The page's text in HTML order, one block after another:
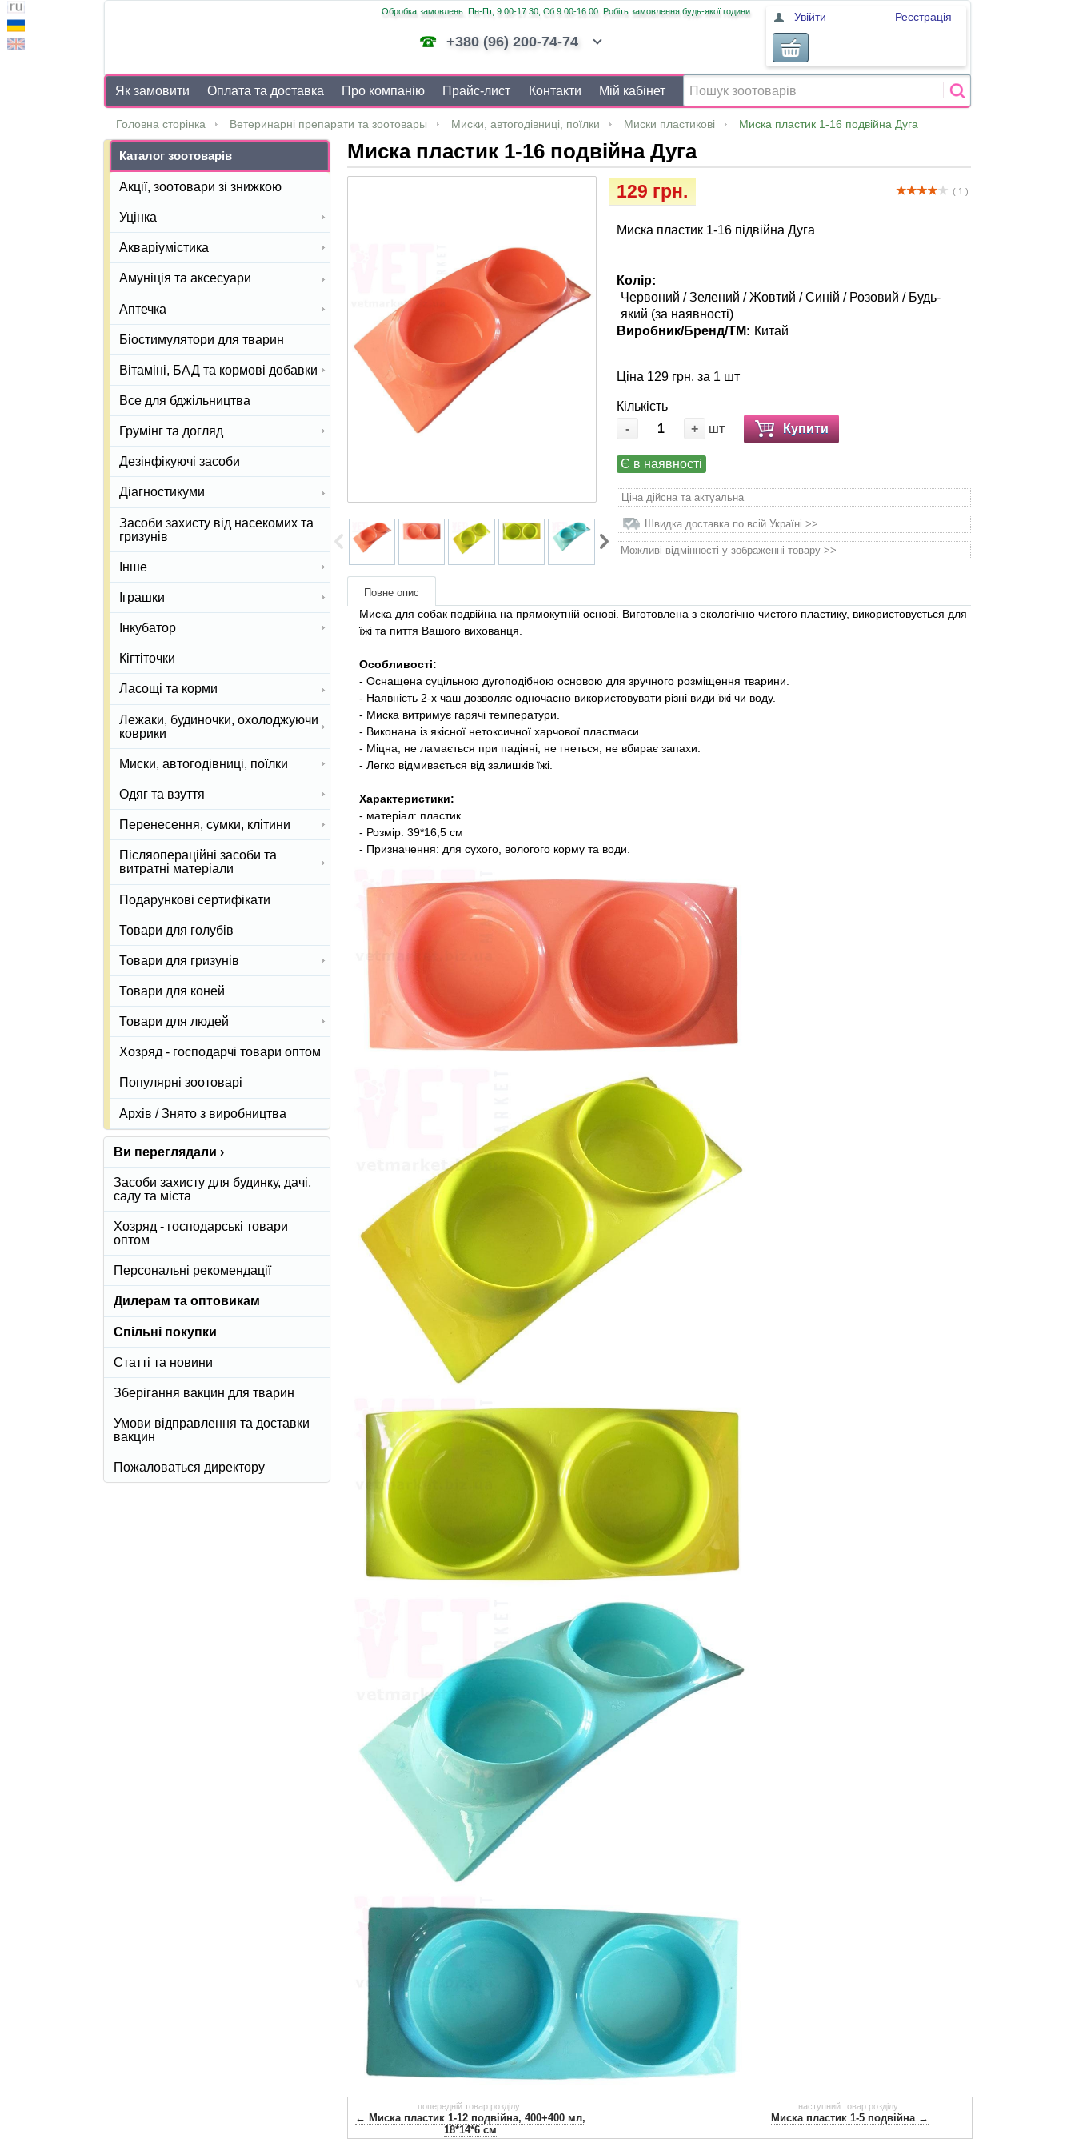
Обробка замовлень: Пн-Пт, 9.00-17.30, Сб 9.00-16.00. Робіть замовлення будь-якої години
+380 (96) 200-74-74
Увійти Реєстрація
Як замовити Оплата та доставка Про компанію Прайс-лист Контакти Мій кабінет
Головна сторінка Ветеринарні препарати та зоотовары Миски, автогодівниці, поїлки Миски пластикові Миска пластик 1-16 подвійна Дуга
Миска пластик 1-16 подвійна Дуга
( 1 )
129 грн.
Миска пластик 1-16 підвійна Дуга
Колір:
Червоний / Зелений / Жовтий / Синій / Розовий / Будь-
який (за наявності)
Виробник/Бренд/ТМ: Китай
Ціна 129 грн. за 1 шт
Кількість
-
+ шт Купити
Є в наявності
Ціна дійсна та актуальна
Швидка доставка по всій Україні >>
Можливі відмінності у зображенні товару >>
Повне опис
Миска для собак подвійна на прямокутній основі. Виготовлена ​​з екологічно чистого пластику, використовується для
їжі та пиття Вашого вихованця.
Особливості:
- Оснащена суцільною дугоподібною основою для зручного розміщення тварини.
- Наявність 2-х чаш дозволяє одночасно використовувати різні види їжі чи воду.
- Миска витримує гарячі температури.
- Виконана із якісної нетоксичної харчової пластмаси.
- Міцна, не ламається при падінні, не гнеться, не вбирає запахи.
- Легко відмивається від залишків їжі.
Характеристики:
- матеріал: пластик.
- Розмір: 39*16,5 см
- Призначення: для сухого, вологого корму та води.
попередній товар розділу:
← Миска пластик 1-12 подвійна, 400+400 мл,
18*14*6 см
наступний товар розділу:
Миска пластик 1-5 подвійна →
Каталог зоотоварів
Акції, зоотовари зі знижкою
Уцінка
Акваріумістика
Амуніція та аксесуари
Аптечка
Біостимулятори для тварин
Вітаміні, БАД та кормові добавки
Все для бджільництва
Грумінг та догляд
Дезінфікуючі засоби
Діагностикуми
Засоби захисту від насекомих та
гризунів
Інше
Іграшки
Інкубатор
Кігтіточки
Ласощі та корми
Лежаки, будиночки, охолоджуючи
коврики
Миски, автогодівниці, поїлки
Одяг та взуття
Перенесення, сумки, клітини
Післяопераційні засоби та
витратні матеріали
Подарункові сертифікати
Товари для голубів
Товари для гризунів
Товари для коней
Товари для людей
Хозряд - господарчі товари оптом
Популярні зоотоварі
Архів / Знято з виробництва
Ви переглядали ›
Засоби захисту для будинку, дачі,
саду та міста
Хозряд - господарські товари
оптом
Персональні рекомендації
Дилерам та оптовикам
Спільні покупки
Статті та новини
Зберігання вакцин для тварин
Умови відправлення та доставки
вакцин
Пожаловаться директору